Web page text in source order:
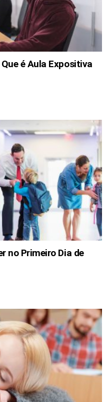
é Aula Expositiva
no Primeiro Dia de